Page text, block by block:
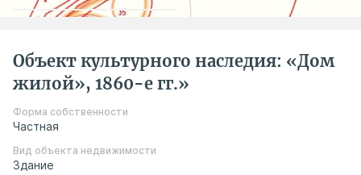
Объект культурного наследия: «Дом
жилой», 1860-е гг.»
Форма собственности
Частная
Вид объекта недвижимости
Здание